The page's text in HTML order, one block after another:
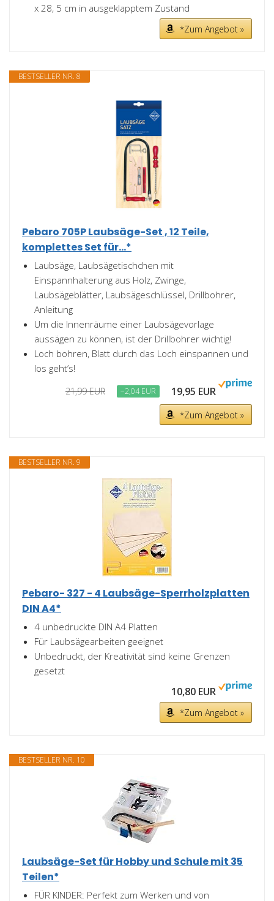
x 28, 5 cm in ausgeklapptem Zustand
*Zum Angebot »
BESTSELLER NR. 8
Pebaro 705P Laubsäge-Set , 12 Teile,
komplettes Set für...*
Laubsäge, Laubsägetischchen mit
Einspannhalterung aus Holz, Zwinge,
Laubsägeblätter, Laubsägeschlüssel, Drillbohrer,
Anleitung
Um die Innenräume einer Laubsägevorlage
aussägen zu können, ist der Drillbohrer wichtig!
Loch bohren, Blatt durch das Loch einspannen und
los geht’s!
21,99 EUR −2,04 EUR 19,95 EUR
*Zum Angebot »
BESTSELLER NR. 9
Pebaro- 327 - 4 Laubsäge-Sperrholzplatten
DIN A4*
4 unbedruckte DIN A4 Platten
Für Laubsägearbeiten geeignet
Unbedruckt, der Kreativität sind keine Grenzen
gesetzt
10,80 EUR
*Zum Angebot »
BESTSELLER NR. 10
Laubsäge-Set für Hobby und Schule mit 35
Teilen*
FÜR KINDER: Perfekt zum Werken und von